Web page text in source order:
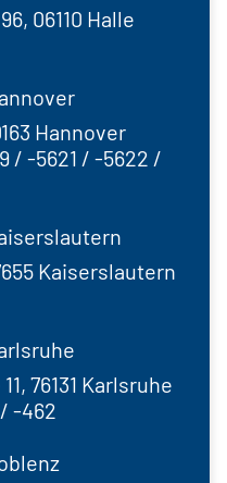
06110 Halle
Hannover
/ -5621 / -5622 /
Kaiserslautern
76131 Karlsruhe
/ -462